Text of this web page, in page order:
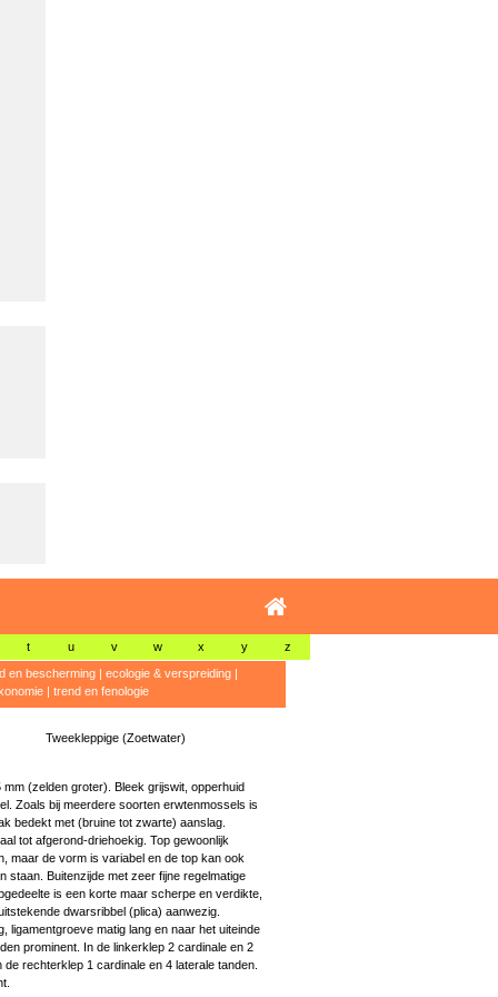
t u v w x y z
en bescherming| ecologie & verspreiding|
| trend en fenologie
Tweekleppige (Zoetwater)
mm (zelden groter). Bleek grijswit, opperhuid
Zoals bij meerdere soorten erwtenmossels is
bedekt met (bruine tot zwarte) aanslag.
tot afgerond-driehoekig. Top gewoonlijk
maar de vorm is variabel en de top kan ook
staan. Buitenzijde met zeer fijne regelmatige
is een korte maar scherpe en verdikte,
dwarsribbel (plica) aanwezig.
ligamentgroeve matig lang en naar het uiteinde
prominent. In de linkerklep 2 cardinale en 2
de rechterklep 1 cardinale en 4 laterale tanden.